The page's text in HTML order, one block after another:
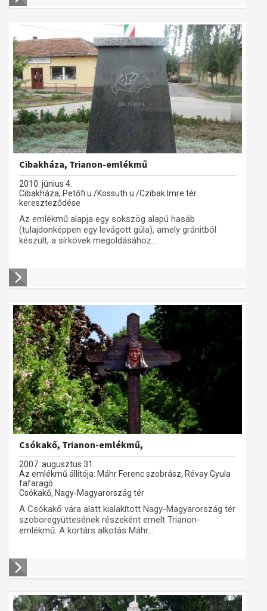
Cibakháza, Trianon-emlékmű
2010. június 4.
Cibakháza, Petőfi u./Kossuth u./Czibak Imre tér
kereszteződése
Az emlékmű alapja egy sokszög alapú hasáb
(tulajdonképpen egy levágott gúla), amely gránitból
készült, a sírkövek megoldásához...
Csókakő, Trianon-emlékmű,
2007. augusztus 31.
Az emlékmű állítója: Máhr Ferenc szobrász, Révay Gyula
fafaragó
Csókakő, Nagy-Magyarország tér
A Csókakő vára alatt kialakított Nagy-Magyarország tér
szoboregyüttesének részeként emelt Trianon-
emlékmű. A kortárs alkotás Máhr...